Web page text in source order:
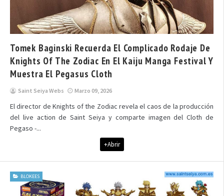
Tomek Baginski Recuerda El Complicado Rodaje De
Knights Of The Zodiac En El Kaiju Manga Festival Y
Muestra El Pegasus Cloth
Saint Seiya Webs Marzo 09, 2026
El director de Knights of the Zodiac revela el caos de la producción
del live action de Saint Seiya y comparte imagen del Cloth de
Pegaso -...
+Abrir
BLOKEES